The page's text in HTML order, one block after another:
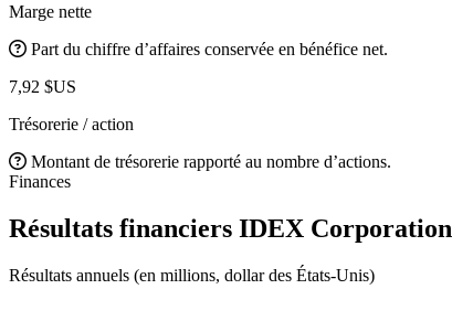
Marge nette
Part du chiffre d’affaires conservée en bénéfice net.
7,92 $US
Trésorerie / action
Montant de trésorerie rapporté au nombre d’actions.
Finances
Résultats financiers IDEX Corporation
Résultats annuels (en millions, dollar des États-Unis)